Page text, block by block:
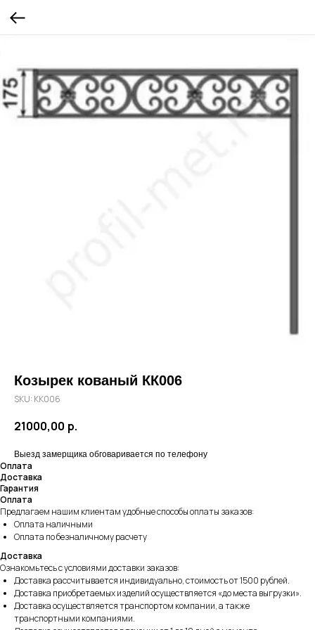
Козырек кованый КК006
SKU: КК006
21000,00 р.
Выезд замерщика обговаривается по телефону
Оплата
Доставка
Гарантия
Оплата
Предлагаем нашим клиентам удобные способы оплаты заказов:
Оплата наличными
Оплата по безналичному расчету
Доставка
Ознакомьтесь с условиями доставки заказов:
Доставка рассчитывается индивидуально, стоимость от 1500 рублей.
Доставка приобретаемых изделий осуществляется «до места выгрузки».
Доставка осуществляется транспортом компании, а также
транспортными компаниями.